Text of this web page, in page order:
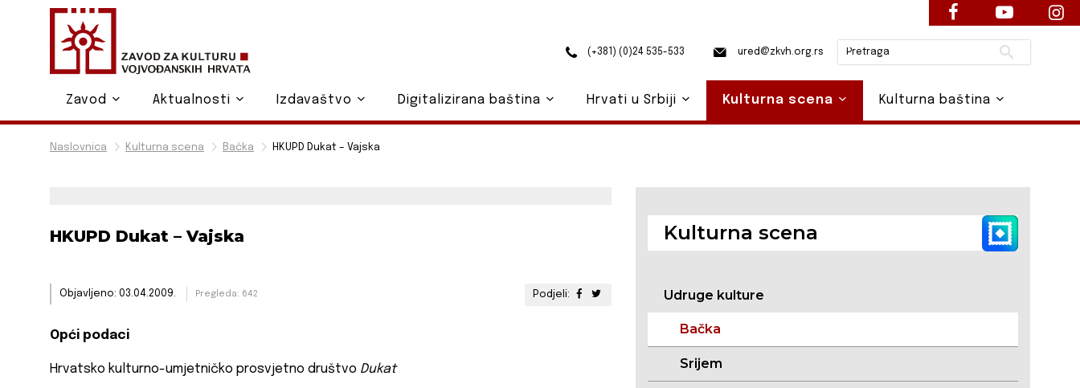
Naslovnica Kulturna scena Bačka HKUPD Dukat – Vajska
HKUPD Dukat – Vajska
Podjeli:
Objavljeno: 03.04.2009. Pregleda: 642
Opći podaci
Hrvatsko kulturno-umjetničko prosvjetno društvo Dukat
Kulturna scena
Udruge kulture
Bačka
Srijem
(+381) (0)24 535-533 ured@zkvh.org.rs Pretraži
Zavod Aktualnosti Izdavaštvo Digitalizirana baština Hrvati u Srbiji Kulturna scena Kulturna baština